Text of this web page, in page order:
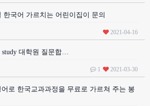
한국어 가르치는 어린이집이 문의
2021-04-16
study 대학원 질문합…
1 2021-03-30
로 한국교과과정을 무료로 가르쳐 주는 봉